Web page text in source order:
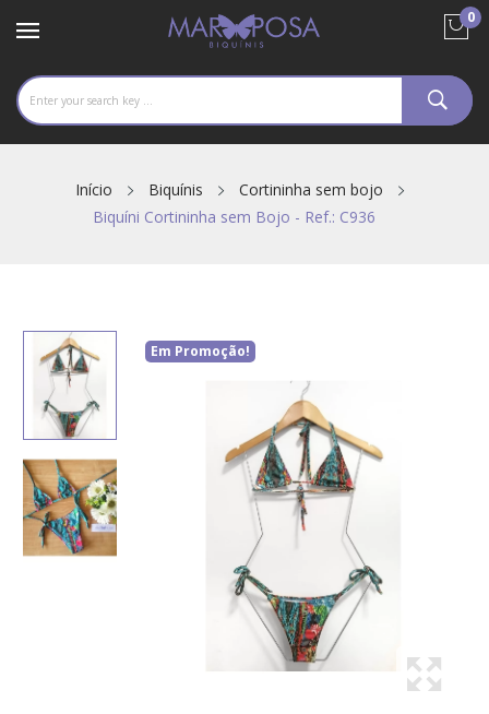
0
Início Biquínis
Cortininha sem bojo
Biquíni Cortininha sem Bojo - Ref.: C936
Em Promoção!